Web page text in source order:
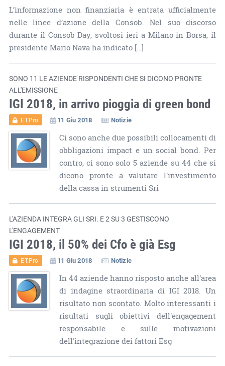
L’informazione non finanziaria è entrata ufficialmente
nelle linee d’azione della Consob. Nel suo discorso
durante il Consob Day, svoltosi ieri a Milano in Borsa, il
presidente Mario Nava ha indicato […]
SONO 11 LE AZIENDE RISPONDENTI CHE SI DICONO PRONTE
ALL'EMISSIONE
IGI 2018, in arrivo pioggia di green bond
ET.Pro 11 Giu 2018 Notizie
Ci sono anche due possibili collocamenti di
obbligazioni impact e un social bond. Per
contro, ci sono solo 5 aziende su 44 che si
dicono pronte a valutare l'investimento
della cassa in strumenti Sri
L'AZIENDA INTEGRA GLI SRI. E 2 SU 3 GESTISCONO
L'ENGAGEMENT
IGI 2018, il 50% dei Cfo è già Esg
ET.Pro 11 Giu 2018 Notizie
In 44 aziende hanno risposto anche all’area
di indagine straordinaria di IGI 2018. Un
risultato non scontato. Molto interessanti i
risultati sugli obiettivi dell'engagement
responsabile e sulle motivazioni
dell'integrazione dei fattori Esg